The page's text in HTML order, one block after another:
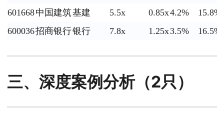
601668中国建筑基建 5.5x 0.85x4.2%
15.8%
600036招商银行银行 7.8x 1.25x3.5% 16.5%
三、深度案例分析（2只）